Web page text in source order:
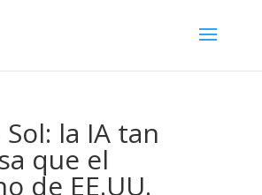
Sol: la IA tan
que el
de EE.UU.